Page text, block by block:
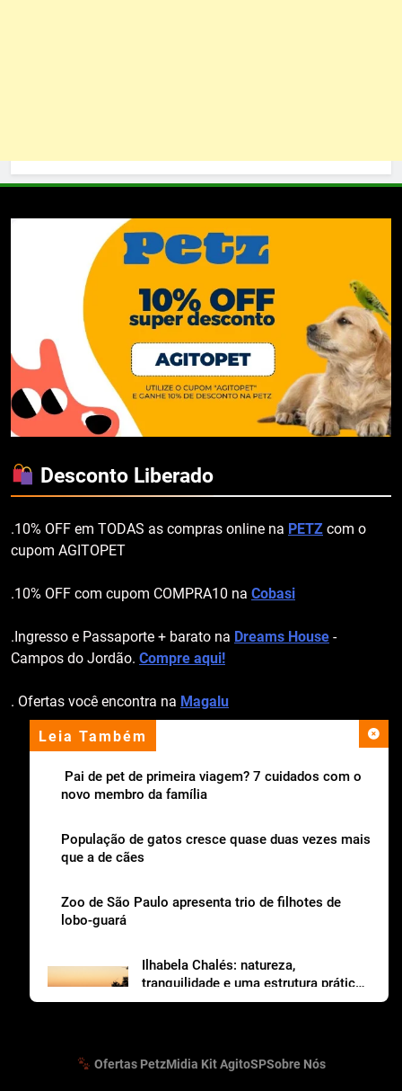
Leia Também
Pai de pet de primeira viagem? 7 cuidados com o
novo membro da família
População de gatos cresce quase duas vezes mais
que a de cães
Zoo de São Paulo apresenta trio de filhotes de
lobo-guará
Ilhabela Chalés: natureza,
tranquilidade e uma estrutura prática
para viajar com os dogs
Desconto Liberado
.10% OFF em TODAS as compras online na PETZ com o
cupom AGITOPET
.10% OFF com cupom COMPRA10 na Cobasi
.Ingresso e Passaporte + barato na Dreams House -
Campos do Jordão. Compre aqui!
. Ofertas você encontra na Magalu
apoio institucional
Ofertas PetzMidia Kit AgitoSPSobre Nós